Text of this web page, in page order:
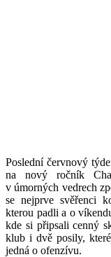
Poslední červnový
na nový ročník
v úmorných vedrech
se nejprve svěřenci
kterou padli a o
kde si připsali cenný
klub i dvě posily,
jedná o ofenzívu.